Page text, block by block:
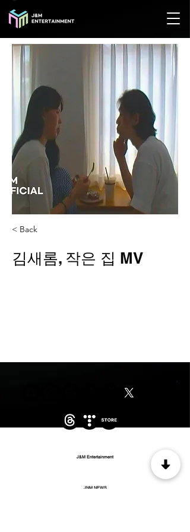
< Back
김새롬, 작은 집 MV
J&M Entertainment
JNM NEWS